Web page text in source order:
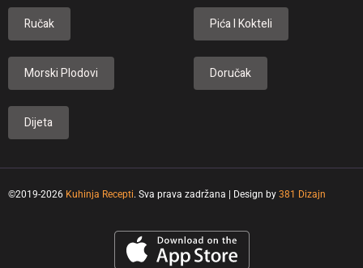
Ručak Pića I Kokteli
Morski Plodovi Doručak
Dijeta
©2019-2026 Kuhinja Recepti. Sva prava zadržana | Design by 381 Dizajn